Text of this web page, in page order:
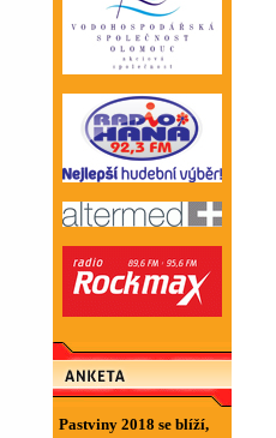
Pastviny 2018 se blíží,